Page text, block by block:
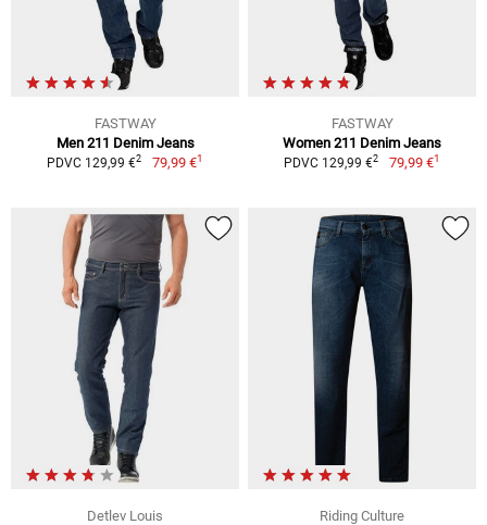
FASTWAY
Men 211 Denim Jeans
PDVC 129,99 €2 79,99 €1
FASTWAY
Women 211 Denim Jeans
PDVC 129,99 €2 79,99 €1
Detlev Louis
Riding Culture